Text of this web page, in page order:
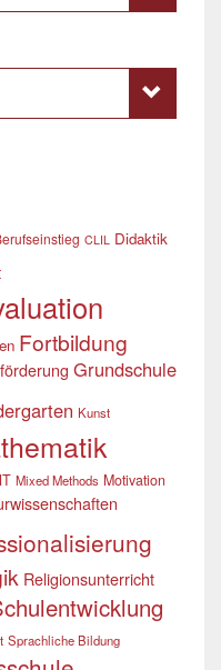
CLIL Didaktik
Fortbildung
Grundschule
Kunst
Mixed Methods Motivation
Religionsunterricht
Sprachliche Bildung